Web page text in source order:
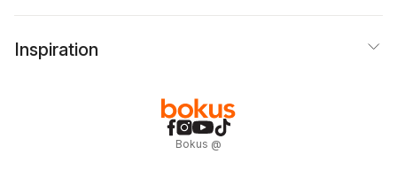
Inspiration
Bokus @